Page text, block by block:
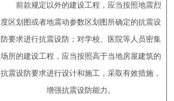
前款规定以外的建设工程，应当按照地震烈
度区划图或者地震动参数区划图所确定的抗震设
防要求进行抗震设防；对学校、医院等人员密集
场所的建设工程，应当按照高于当地房屋建筑的
抗震设防要求进行设计和施工，采取有效措施，
增强抗震设防能力。